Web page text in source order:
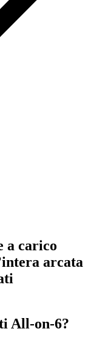
a carico
arcata
All-on-6?